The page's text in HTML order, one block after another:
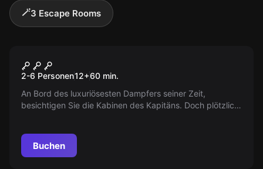
🪄3 Escape Rooms
DIE REISE DER TITANIC
2-6 Personen12+60 min.
An Bord des luxuriösesten Dampfers seiner Zeit,
besichtigen Sie die Kabinen des Kapitäns. Doch plötzlich
Buchen